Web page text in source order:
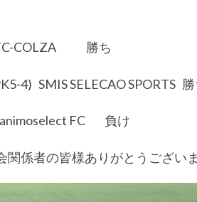
COLZA 勝ち
4) SMIS SELECAO SPORTS 勝
FC 負け
係者の皆様ありがとうございま